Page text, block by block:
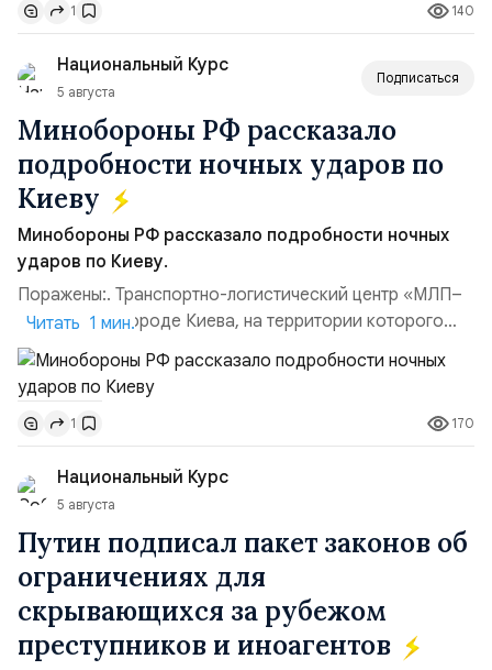
гг.);Адмирал Владимир Петрович Комоедов,
командующий Черноморским флотом ВМФ России
(1998–2002 г...
1 140
Национальный Курс
5 августа
Подписаться
Минобороны РФ рассказало
подробности ночных ударов по
Киеву
Минобороны РФ рассказало подробности ночных
ударов по Киеву.
Поражены:. Транспортно-логистический центр «МЛП–
Чайка» в пригороде Киева, на территории которого
осуществлялось хранение, сборка а также запуск с
прилегающего полевого аэродром «Чайка»
дальнобойных БПЛА ВСУ; Складские помещения
«Транс-Логистик» в Оболонском районе г. Киев,
использовавшиеся для хранения военного
имущества ВСУ; Сортировочны...
Читать 1 мин.
1 170
Национальный Курс
5 августа
Путин подписал пакет законов об
ограничениях для
скрывающихся за рубежом
преступников и иноагентов